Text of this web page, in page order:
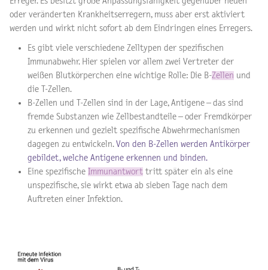
oder veränderten Krankheitserregern, muss aber erst aktiviert
werden und wirkt nicht sofort ab dem Eindringen eines Erregers.
Es gibt viele verschiedene Zelltypen der spezifischen
Immunabwehr. Hier spielen vor allem zwei Vertreter der
weißen Blutkörperchen eine wichtige Rolle: Die B-Zellen und
die T-Zellen.
B-Zellen und T-Zellen sind in der Lage, Antigene – das sind
fremde Substanzen wie Zellbestandteile – oder Fremdkörper
zu erkennen und gezielt spezifische Abwehrmechanismen
dagegen zu entwickeln. Von den B-Zellen werden Antikörper
gebildet, welche Antigene erkennen und binden.
Eine spezifische Immunantwort tritt später ein als eine
unspezifische, sie wirkt etwa ab sieben Tage nach dem
Auftreten einer Infektion.